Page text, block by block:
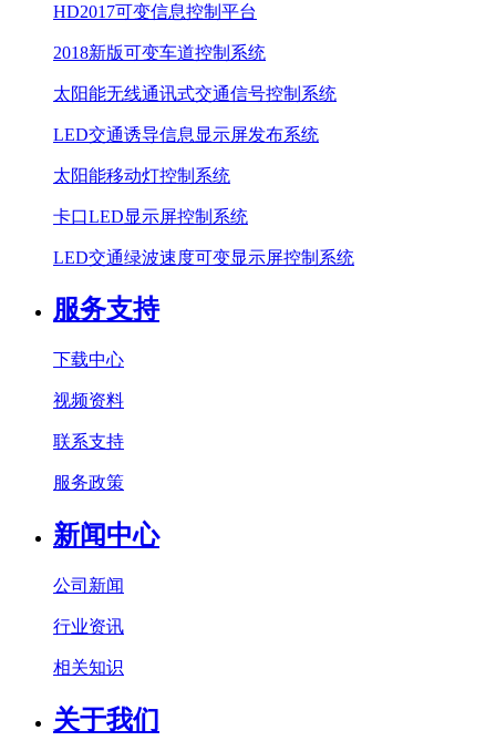
HD2017可变信息控制平台
2018新版可变车道控制系统
太阳能无线通讯式交通信号控制系统
LED交通诱导信息显示屏发布系统
太阳能移动灯控制系统
卡口LED显示屏控制系统
LED交通绿波速度可变显示屏控制系统
服务支持
下载中心
视频资料
联系支持
服务政策
新闻中心
公司新闻
行业资讯
相关知识
关于我们